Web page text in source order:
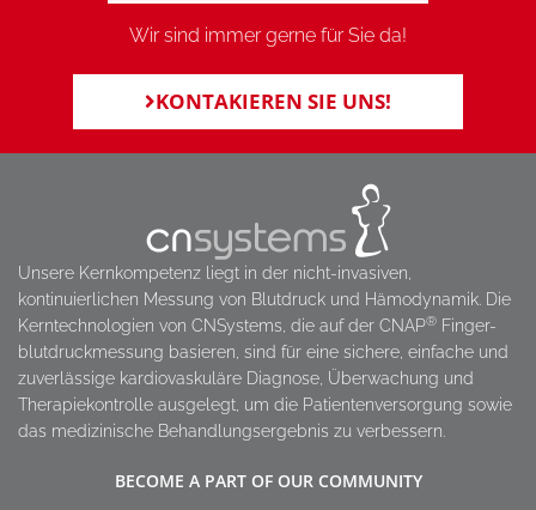
Wir sind immer gerne für Sie da!
KONTAKIEREN SIE UNS!
Unsere Kernkompetenz liegt in der nicht-invasiven,
kontinuierlichen Messung von Blutdruck und Hämodynamik. Die
Kerntechnologien von CNSystems, die auf der CNAP® Finger-
blutdruckmessung basieren, sind für eine sichere, einfache und
zuverlässige kardiovaskuläre Diagnose, Überwachung und
Therapiekontrolle ausgelegt, um die Patientenversorgung sowie
das medizinische Behandlungsergebnis zu verbessern.
BECOME A PART OF OUR COMMUNITY